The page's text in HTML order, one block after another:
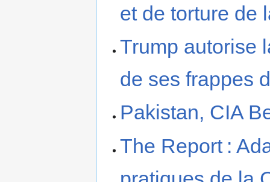
et de torture de
Trump autorise
de ses frappes
Pakistan, CIA
The Report :